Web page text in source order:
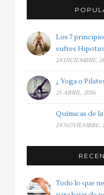
Los 7
sufres
24 DICIEMBRE,
¿ Yoga o
25 ABRIL, 2016
Químicas de
24 NOVIEMBRE,
Todo lo que